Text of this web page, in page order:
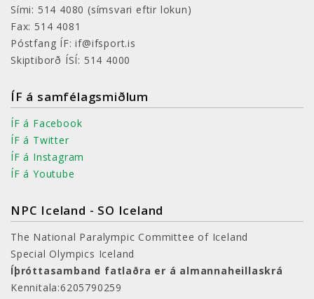
Sími: 514 4080(símsvari eftir lokun)
Fax: 514 4081
Póstfang ÍF: if@ifsport.is
Skiptiborð ÍSÍ: 514 4000
ÍF á samfélagsmiðlum
ÍF á Facebook
ÍF á Twitter
ÍF á Instagram
ÍF á Youtube
NPC Iceland - SO Iceland
The National Paralympic Committee of Iceland
Special Olympics Iceland
Íþróttasamband fatlaðra er á almannaheillaskrá
Kennitala:6205790259